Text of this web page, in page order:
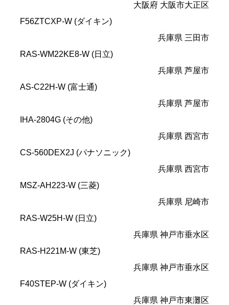
大阪府 大阪市大正区
F56ZTCXP-W (ダイキン)
兵庫県 三田市
RAS-WM22KE8-W (日立)
兵庫県 芦屋市
AS-C22H-W (富士通)
兵庫県 芦屋市
IHA-2804G (その他)
兵庫県 西宮市
CS-560DEX2J (パナソニック)
兵庫県 西宮市
MSZ-AH223-W (三菱)
兵庫県 尼崎市
RAS-W25H-W (日立)
兵庫県 神戸市垂水区
RAS-H221M-W (東芝)
兵庫県 神戸市垂水区
F40STEP-W (ダイキン)
兵庫県 神戸市東灘区